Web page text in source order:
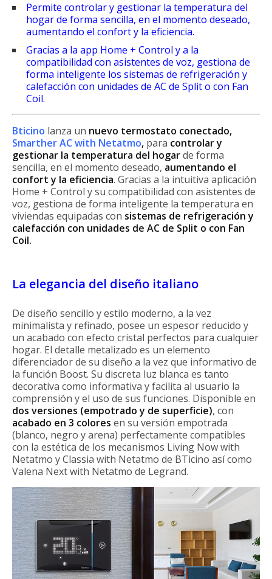
Permite controlar y gestionar la temperatura del
hogar de forma sencilla, en el momento deseado,
aumentando el confort y la eficiencia.
Gracias a la app Home + Control y a la
compatibilidad con asistentes de voz, gestiona de
forma inteligente los sistemas de refrigeración y
calefacción con unidades de AC de Split o con Fan
Coil.
Bticino lanza un nuevo termostato conectado,
Smarther AC with Netatmo, para controlar y
gestionar la temperatura del hogarde forma
sencilla, en el momento deseado, aumentando el
confort y la eficiencia. Gracias a la intuitiva aplicación
Home + Control y su compatibilidad con asistentes de
voz, gestiona de forma inteligente la temperatura en
viviendas equipadas con sistemas de refrigeración y
calefacción con unidades de AC de Split o con Fan
Coil.
La elegancia del diseño italiano
De diseño sencillo y estilo moderno, a la vez
minimalista y refinado, posee un espesor reducido y
un acabado con efecto cristal perfectos para cualquier
hogar. El detalle metalizado es un elemento
diferenciador de su diseño a la vez que informativo de
la función Boost. Su discreta luz blanca es tanto
decorativa como informativa y facilita al usuario la
comprensión y el uso de sus funciones. Disponible en
dos versiones (empotrado y de superficie), con
acabado en 3 colores en su versión empotrada
(blanco, negro y arena) perfectamente compatibles
con la estética de los mecanismos Living Now with
Netatmo y Classia with Netatmo de BTicino así como
Valena Next with Netatmo de Legrand.